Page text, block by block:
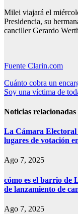
Milei viajará el
Presidencia, su
canciller Gerardo
Fuente Clarin.com
Navegación
de
entradas
Cuánto cobra un
Soy una víctima de
Noticias relacionadas
La Cámara Electoral
lugares de votación
Ago 7, 2025
cómo es el barrio de
de lanzamiento de
Ago 7, 2025